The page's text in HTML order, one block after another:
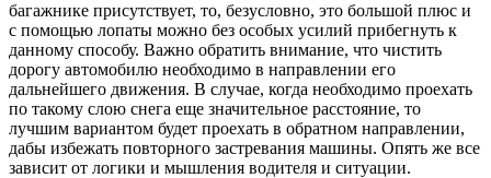
багажнике присутствует, то, безусловно, это большой плюс и
с помощью лопаты можно без особых усилий прибегнуть к
данному способу. Важно обратить внимание, что чистить
дорогу автомобилю необходимо в направлении его
дальнейшего движения. В случае, когда необходимо проехать
по такому слою снега еще значительное расстояние, то
лучшим вариантом будет проехать в обратном направлении,
дабы избежать повторного застревания машины. Опять же все
зависит от логики и мышления водителя и ситуации.